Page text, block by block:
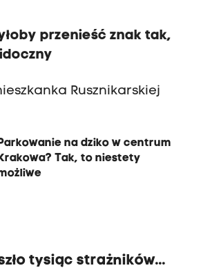
przenieść znak tak,
Rusznikarskiej
na dziko w centrum
Tak, to niestety
tysiąc strażników...